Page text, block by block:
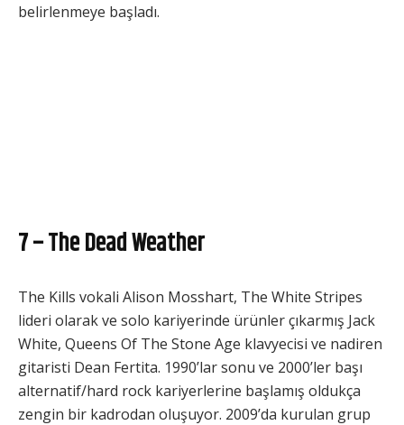
belirlenmeye başladı.
7 – The Dead Weather
The Kills vokali Alison Mosshart, The White Stripes
lideri olarak ve solo kariyerinde ürünler çıkarmış Jack
White, Queens Of The Stone Age klavyecisi ve nadiren
gitaristi Dean Fertita. 1990’lar sonu ve 2000’ler başı
alternatif/hard rock kariyerlerine başlamış oldukça
zengin bir kadrodan oluşuyor. 2009’da kurulan grup